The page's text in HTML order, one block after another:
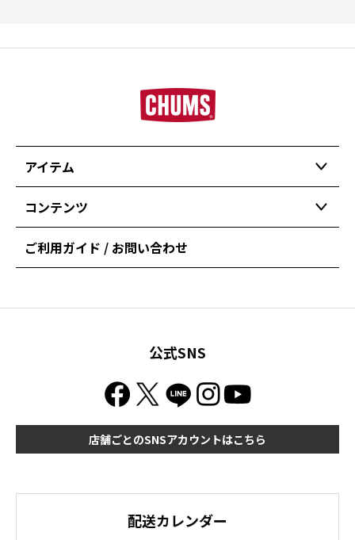
アイテム
コンテンツ
ご利用ガイド / お問い合わせ
公式SNS
店舗ごとのSNSアカウントはこちら
配送カレンダー